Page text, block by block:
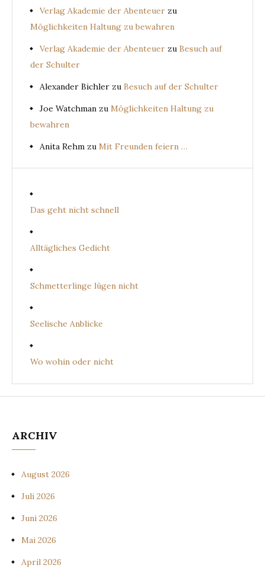
Verlag Akademie der Abenteuer zu
Möglichkeiten Haltung zu bewahren
Verlag Akademie der Abenteuer zu Besuch auf
der Schulter
Alexander Bichler zu Besuch auf der Schulter
Joe Watchman zu Möglichkeiten Haltung zu
bewahren
Anita Rehm zu Mit Freunden feiern …
Das geht nicht schnell
Alltägliches Gedicht
Schmetterlinge lügen nicht
Seelische Anblicke
Wo wohin oder nicht
ARCHIV
August 2026
Juli 2026
Juni 2026
Mai 2026
April 2026